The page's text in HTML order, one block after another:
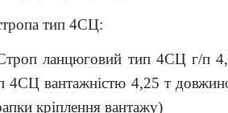
тип 4СЦ:
ланцюговий тип 4СЦ г/п
4СЦ вантажністю 4,25 т
кріплення вантажу)